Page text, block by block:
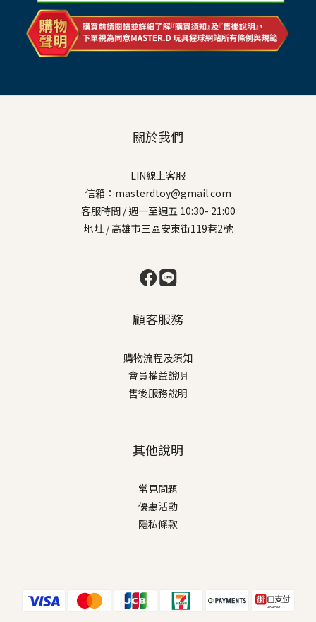
關於我們
LIN線上客服
信箱：masterdtoy@gmail.com
客服時間 / 週一至週五 10:30- 21:00
地址 / 高雄市三區安東街119巷2號
顧客服務
購物流程及須知
會員權益說明
售後服務說明
其他說明
常見問題
優惠活動
隱私條款